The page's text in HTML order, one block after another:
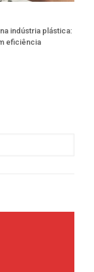
indústria plástica:
eficiência